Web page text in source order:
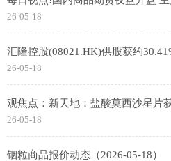
26-05-18
汇隆控股(08021.HK)供股获约
26-05-18
观焦点：新天地：盐酸莫西沙星片
26-05-18
铟粒商品报价动态（2026-05-18）